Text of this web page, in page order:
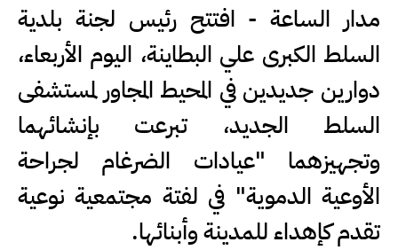
مدار الساعة - افتتح رئيس لجنة بلدية
السلط الكبرى علي البطاينة، اليوم الأربعاء،
دوارين جديدين في المحيط المجاور لمستشفى
السلط الجديد، تبرعت بإنشائهما
وتجهيزهما "عيادات الضرغام لجراحة
الأوعية الدموية" في لفتة مجتمعية نوعية
تقدم كإهداء للمدينة وأبنائها.